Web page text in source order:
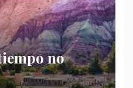
no